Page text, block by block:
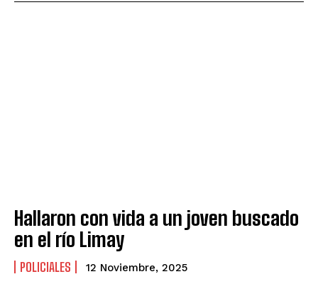
Hallaron con vida a un joven buscado
en el río Limay
POLICIALES 12 Noviembre, 2025